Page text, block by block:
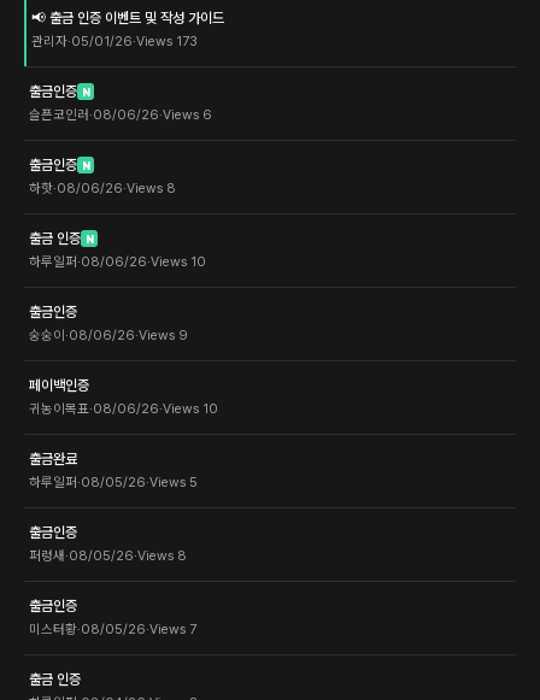
📢 출금 인증 이벤트 및 작성 가이드
관리자·05/01/26·Views 173
출금인증 N
슬픈코인러·08/06/26·Views 6
출금인증 N
하핫·08/06/26·Views 8
출금 인증 N
하루일퍼·08/06/26·Views 10
출금인증
숭숭이·08/06/26·Views 9
페이백인증
귀농이목표·08/06/26·Views 10
출금완료
하루일퍼·08/05/26·Views 5
출금인증
퍼렁새 ·08/05/26·Views 8
출금인증
미스터황·08/05/26·Views 7
출금 인증